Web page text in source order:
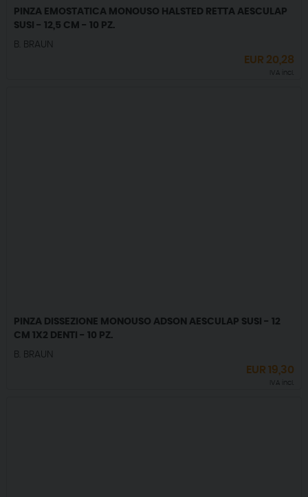
PINZA EMOSTATICA MONOUSO HALSTED RETTA AESCULAP
SUSI - 12,5 CM - 10 PZ.
B. BRAUN
EUR 20,28
IVA incl.
PINZA DISSEZIONE MONOUSO ADSON AESCULAP SUSI - 12
CM 1X2 DENTI - 10 PZ.
B. BRAUN
EUR19,30
IVA incl.